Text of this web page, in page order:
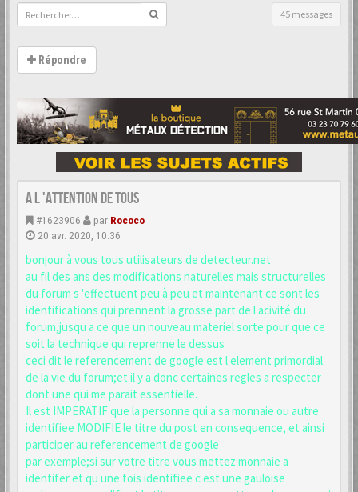
45 messages
Répondre
A L 'ATTENTION DE TOUS
#1623906 par Rococo
20 avr. 2020, 10:36
bonjour à vous tous utilisateurs de detecteur.net
au fil des ans des modifications naturelles mais structurelles
du forum s 'effectuent peu à peu et maintenant ce sont les
identifications qui prennent la grosse part de l acivité du
forum,jusqu a ce que un nouveau materiel sorte pour que ce
soit la technique qui reprenne le dessus
ceci dit le referencement de google est l element primordial
de la vie du forum;et il y a donc certaines regles a respecter
dont une qui me parait essentielle.
Il est IMPERATIF que la personne qui a sa monnaie ou autre
identifiee MODIFIE le titre du post en consequence, et ainsi
participer au referencement de google
par exemple;si sur votre titre vous mettez:monnaie a
identifer et qu une fois identifiee c est une gauloise